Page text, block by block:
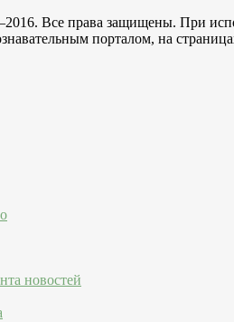
Все права защищены. При
порталом, на
новостей